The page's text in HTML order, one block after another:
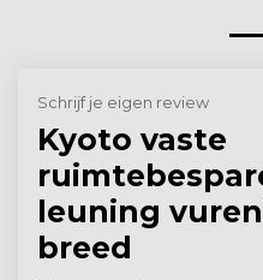
Schrijf je eigen review
Kyoto vaste
leuning
breed